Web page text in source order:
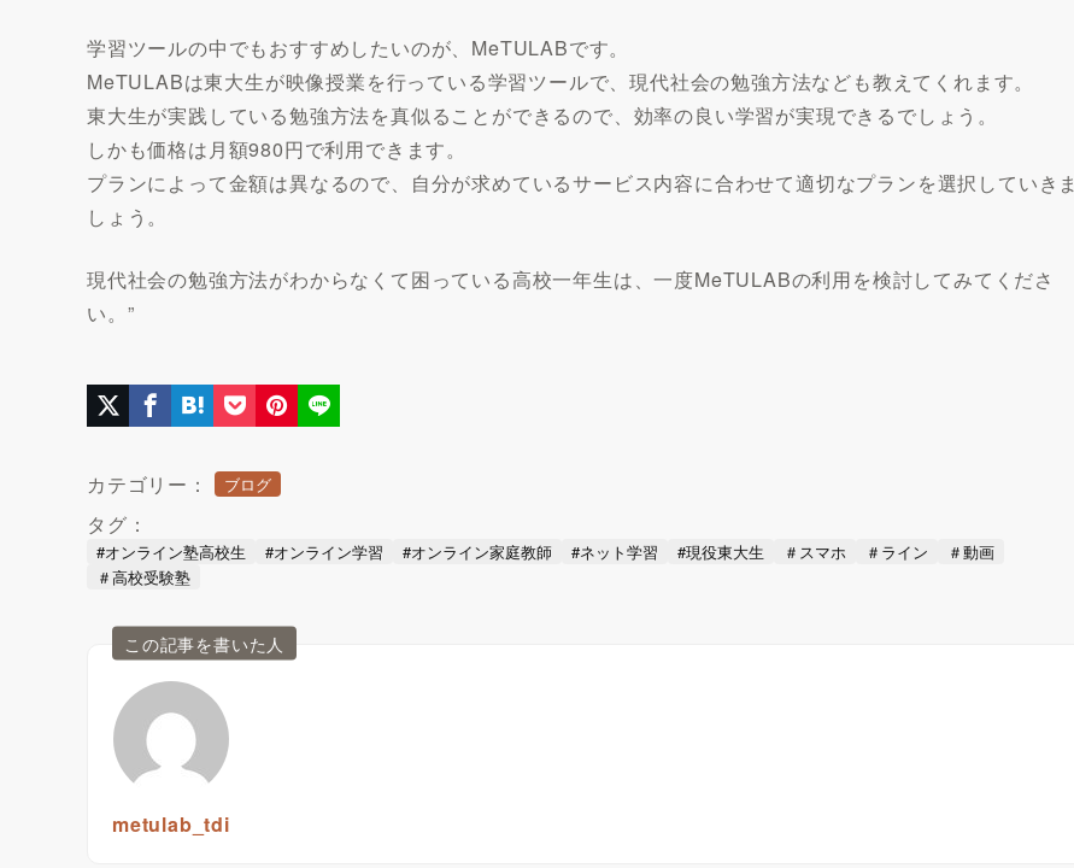
学習ツールの中でもおすすめしたいのが、MeTULABです。
MeTULABは東大生が映像授業を行っている学習ツールで、現代社会の勉強方法なども教えてくれます。
東大生が実践している勉強方法を真似ることができるので、効率の良い学習が実現できるでしょう。
しかも価格は月額980円で利用できます。
プランによって金額は異なるので、自分が求めているサービス内容に合わせて適切なプランを選択していきま
しょう。
現代社会の勉強方法がわからなくて困っている高校一年生は、一度MeTULABの利用を検討してみてくださ
い。”
カテゴリー： ブログ
タグ：
#オンライン塾高校生 #オンライン学習 #オンライン家庭教師 #ネット学習 #現役東大生 ＃スマホ ＃ライン
＃動画
＃高校受験塾
この記事を書いた人
metulab_tdi